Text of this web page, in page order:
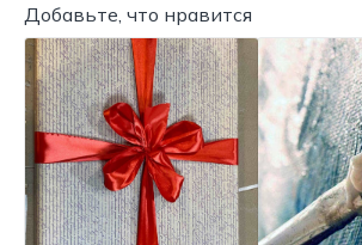
Добавьте, что нравится